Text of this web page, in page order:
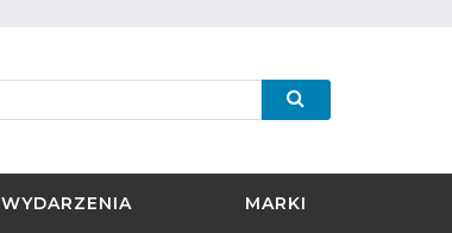
WYDARZENIA MARKI